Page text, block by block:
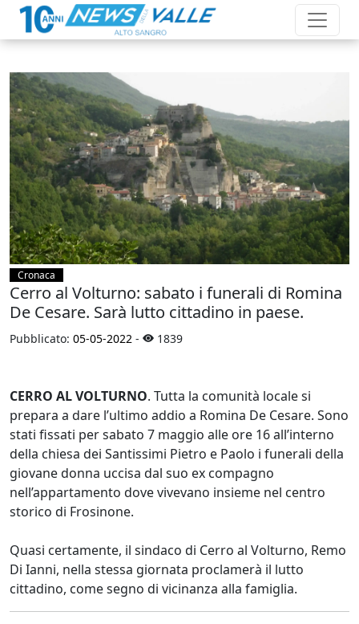
Cronaca
Cerro al Volturno: sabato i funerali di Romina
De Cesare. Sarà lutto cittadino in paese.
Pubblicato: 05-05-2022 - 1839
CERRO AL VOLTURNO. Tutta la comunità locale si
prepara a dare l’ultimo addio a Romina De Cesare. Sono
stati fissati per sabato 7 maggio alle ore 16 all’interno
della chiesa dei Santissimi Pietro e Paolo i funerali della
giovane donna uccisa dal suo ex compagno
nell’appartamento dove vivevano insieme nel centro
storico di Frosinone.
Quasi certamente, il sindaco di Cerro al Volturno, Remo
Di Ianni, nella stessa giornata proclamerà il lutto
cittadino, come segno di vicinanza alla famiglia.